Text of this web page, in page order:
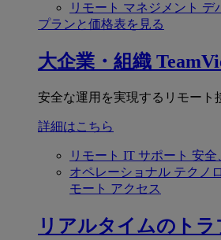
リモート マネジメント デ
プランと価格表を見る
大企業・組織
安全な運用を実現するリモート
詳細はこちら
リモート IT サポート 安全
オペレーショナル テクノ
モート アクセス
リアルタイムのト